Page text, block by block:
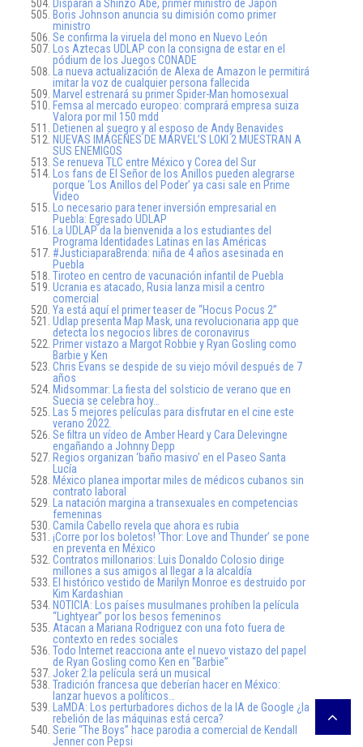
Disparan a Shinzo Abe, primer ministro de Japón
Boris Johnson anuncia su dimisión como primer
ministro
Se confirma la viruela del mono en Nuevo León
Los Aztecas UDLAP con la consigna de estar en el
pódium de los Juegos CONADE
La nueva actualización de Alexa de Amazon le permitirá
imitar la voz de cualquier persona fallecida
Marvel estrenará su primer Spider-Man homosexual
Femsa al mercado europeo: comprará empresa suiza
Valora por mil 150 mdd
Detienen al suegro y al esposo de Andy Benavides
NUEVAS IMÁGENES DE MARVEL’S LOKI 2 MUESTRAN A
SUS ENEMIGOS
Se renueva TLC entre México y Corea del Sur
Los fans de El Señor de los Anillos pueden alegrarse
porque ‘Los Anillos del Poder’ ya casi sale en Prime
Video
Lo necesario para tener inversión empresarial en
Puebla: Egresado UDLAP
La UDLAP da la bienvenida a los estudiantes del
Programa Identidades Latinas en las Américas
#JusticiaparaBrenda: niña de 4 años asesinada en
Puebla
Tiroteo en centro de vacunación infantil de Puebla
Ucrania es atacado, Rusia lanza misil a centro
comercial
Ya está aquí el primer teaser de “Hocus Pocus 2”
Udlap presenta Map Mask, una revolucionaria app que
detecta los negocios libres de coronavirus
Primer vistazo a Margot Robbie y Ryan Gosling como
Barbie y Ken
Chris Evans se despide de su viejo móvil después de 7
años
Midsommar: La fiesta del solsticio de verano que en
Suecia se celebra hoy…
Las 5 mejores películas para disfrutar en el cine este
verano 2022.
Se filtra un vídeo de Amber Heard y Cara Delevingne
engañando a Johnny Depp
Regios organizan ‘baño masivo’ en el Paseo Santa
Lucía
México planea importar miles de médicos cubanos sin
contrato laboral
La natación margina a transexuales en competencias
femeninas
Camila Cabello revela que ahora es rubia
¡Corre por los boletos! ‘Thor: Love and Thunder’ se pone
en preventa en México
Contratos millonarios: Luis Donaldo Colosio dirige
millones a sus amigos al llegar a la alcaldía
El histórico vestido de Marilyn Monroe es destruido por
Kim Kardashian
NOTICIA: Los países musulmanes prohíben la película
“Lightyear” por los besos femeninos
Atacan a Mariana Rodriguez con una foto fuera de
contexto en redes sociales
Todo Internet reacciona ante el nuevo vistazo del papel
de Ryan Gosling como Ken en “Barbie”
Joker 2:la película será un musical
Tradición francesa que deberían hacer en México:
lanzar huevos a políticos…
LaMDA: Los perturbadores dichos de la IA de Google ¿la
rebelión de las máquinas está cerca?
Serie “The Boys” hace parodia a comercial de Kendall
Jenner con Pepsi